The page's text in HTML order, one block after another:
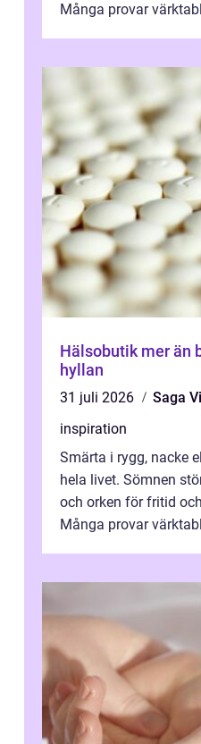
Många provar
Hälsobutik mer än bara kosttillskott på
hyllan
31 juli 2026
Saga
inspiration
Smärta i rygg, nacke
hela livet. Sömnen
och orken för fritid
Många provar